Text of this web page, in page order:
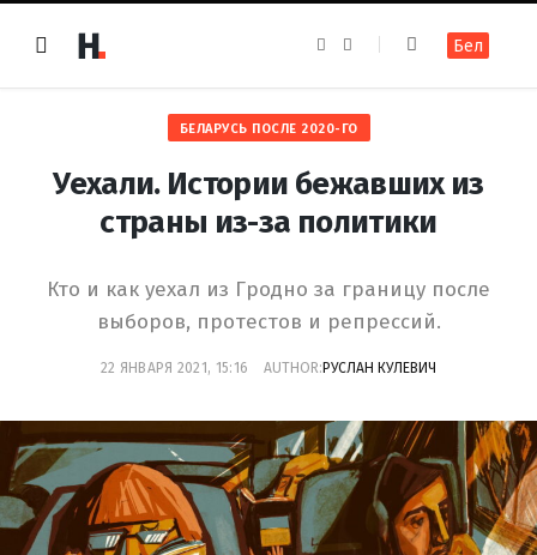
e
o
o
t
g
r
Бел
БЕЛАРУСЬ ПОСЛЕ 2020-ГО
Уехали. Истории бежавших из
страны из-за политики
Кто и как уехал из Гродно за границу после
выборов, протестов и репрессий.
22 ЯНВАРЯ 2021, 15:16 AUTHOR: РУСЛАН КУЛЕВИЧ